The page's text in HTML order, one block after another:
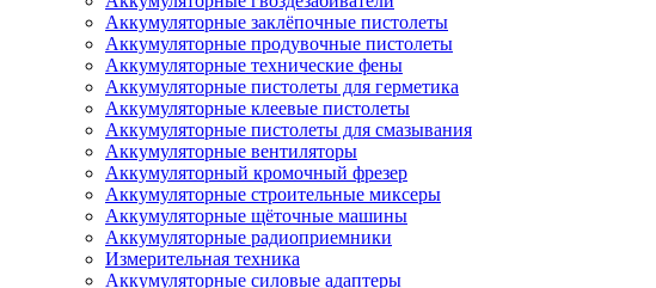
Аккумуляторные заклёпочные пистолеты
Аккумуляторные продувочные пистолеты
Аккумуляторные технические фены
Аккумуляторные пистолеты для герметика
Аккумуляторные клеевые пистолеты
Аккумуляторные пистолеты для смазывания
Аккумуляторные вентиляторы
Аккумуляторный кромочный фрезер
Аккумуляторные строительные миксеры
Аккумуляторные щёточные машины
Аккумуляторные радиоприемники
Измерительная техника
Аккумуляторные силовые адаптеры